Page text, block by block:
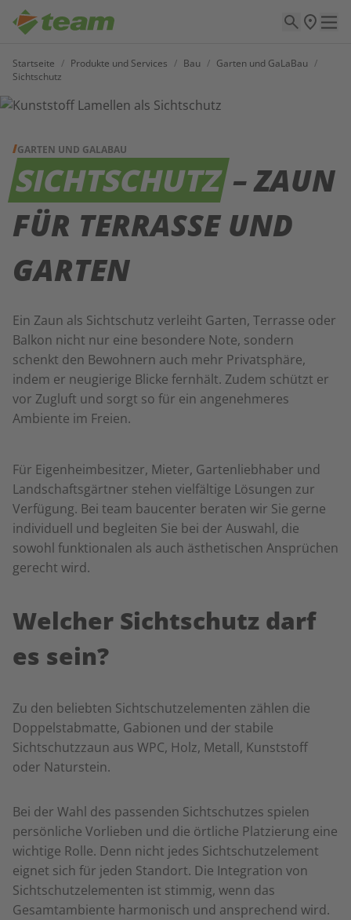
Startseite / Produkte und Services / Bau / Garten und GaLaBau /
Sichtschutz
GARTEN UND GALABAU
SICHTSCHUTZ– ZAUN
FÜR TERRASSE UND
GARTEN
Ein Zaun als Sichtschutz verleiht Garten, Terrasse oder
Balkon nicht nur eine besondere Note, sondern
schenkt den Bewohnern auch mehr Privatsphäre,
indem er neugierige Blicke fernhält. Zudem schützt er
vor Zugluft und sorgt so für ein angenehmeres
Ambiente im Freien.
Für Eigenheimbesitzer, Mieter, Gartenliebhaber und
Landschaftsgärtner stehen vielfältige Lösungen zur
Verfügung. Bei team baucenter beraten wir Sie gerne
individuell und begleiten Sie bei der Auswahl, die
sowohl funktionalen als auch ästhetischen Ansprüchen
gerecht wird.
Welcher Sichtschutz darf
es sein?
Zu den beliebten Sichtschutzelementen zählen die
Doppelstabmatte, Gabionen und der stabile
Sichtschutzzaun aus WPC, Holz, Metall, Kunststoff
oder Naturstein.
Bei der Wahl des passenden Sichtschutzes spielen
persönliche Vorlieben und die örtliche Platzierung eine
wichtige Rolle. Denn nicht jedes Sichtschutzelement
eignet sich für jeden Standort. Die Integration von
Sichtschutzelementen ist stimmig, wenn das
Gesamtambiente harmonisch und ansprechend wird.